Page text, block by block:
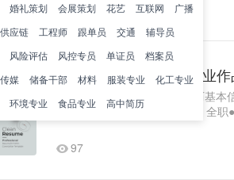
婚礼策划 会展策划 花艺 互联网
广播
供应链 工程师 跟单员 交通
辅导员
风险评估 风控专员 单证员
档案员
传媒 储备干部 材料 服装专业
化工专业
环境专业 食品专业 高中简历
73
游戏原画师求职简历|专业
>>>免费制作简历<<<锤子简历基
你的地址求职意向●求职类型：全
97